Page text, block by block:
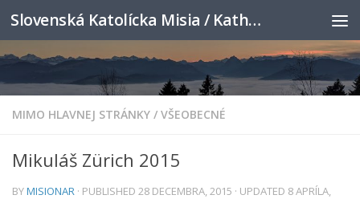
Skip to content Slovenská Katolícka Misia / Katholische Slowakenmission
MIMO HLAVNEJ STRÁNKY / VŠEOBECNÉ
Mikuláš Zürich 2015
BYMISIONAR · PUBLISHED 28 DECEMBRA, 2015 · UPDATED 8 APRÍLA,